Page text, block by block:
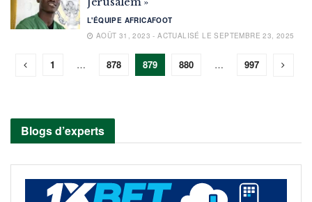
L'ÉQUIPE AFRICAFOOT
AOÛT 31, 2023 - ACTUALISÉ LE SEPTEMBRE 23, 2025
1 … 878 879 880 … 997
Blogs d’experts